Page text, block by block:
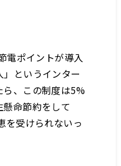
電ポイントが導入
というインター
ら、この制度は5%
命節約をして
を受けられないっ